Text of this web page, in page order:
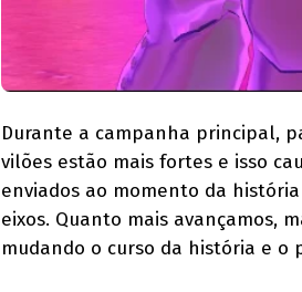
Durante a campanha principal,
vilões estão mais fortes e isso
enviados ao momento da
eixos. Quanto mais avançamos,
mudando o curso da história e o